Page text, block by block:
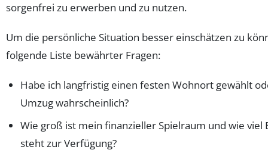
sorgenfrei zu erwerben und zu nutzen.
Um die persönliche Situation besser einschätzen zu
folgende Liste bewährter Fragen:
Habe ich langfristig einen festen Wohnort gewählt
Umzug wahrscheinlich?
Wie groß ist mein finanzieller Spielraum und wie viel
steht zur Verfügung?